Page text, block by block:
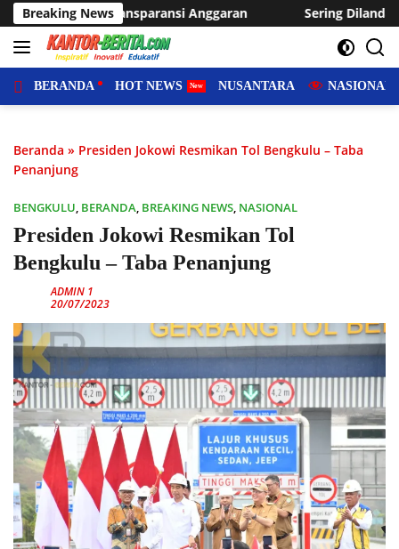
Langsung
ke
konten
Breaking News
Anggaran Sering Dilanda Genangan, Desa Sukaraja
BERANDA HOT NEWS NUSANTARA NASIONAL
Beranda » Presiden Jokowi Resmikan Tol Bengkulu – Taba
Penanjung
BENGKULU, BERANDA, BREAKING NEWS, NASIONAL
Presiden Jokowi Resmikan Tol
Bengkulu – Taba Penanjung
ADMIN 1
20/07/2023